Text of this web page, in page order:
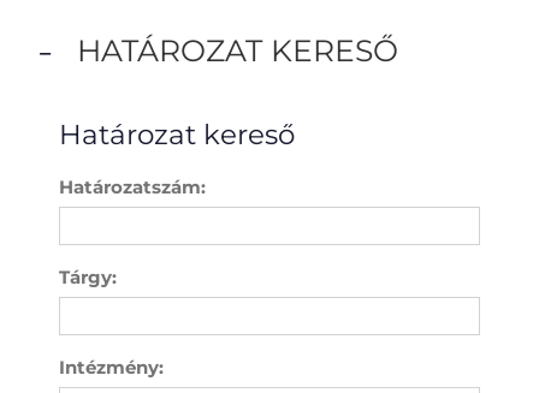
HATÁROZAT KERESŐ
Határozat kereső
Határozatszám:
Tárgy:
Intézmény: